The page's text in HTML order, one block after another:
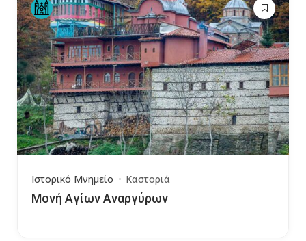
Ιστορικό Μνημείο Καστοριά
Μονή Αγίων Αναργύρων